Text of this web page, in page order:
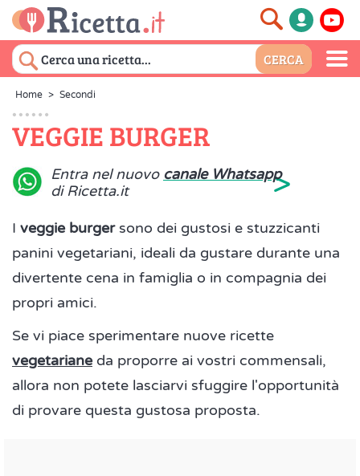
Home > Secondi
VEGGIE BURGER
Entra nel nuovo canale Whatsapp
di Ricetta.it
>
I veggie burgersono dei gustosi e stuzzicanti
panini vegetariani, ideali da gustare durante una
divertente cena in famiglia o in compagnia dei
propri amici.
Se vi piace sperimentare nuove ricette
vegetarianeda proporre ai vostri commensali,
allora non potete lasciarvi sfuggire l'opportunità
di provare questa gustosa proposta.